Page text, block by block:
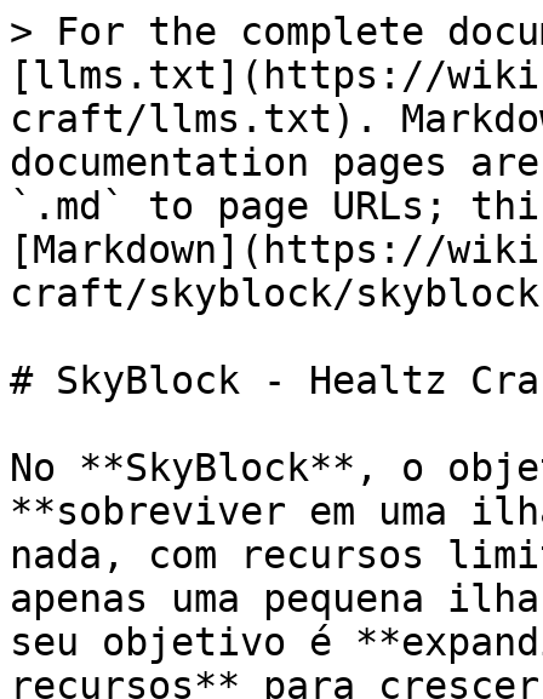
> For the complete
[llms.txt](https://
craft/llms.txt).
documentation pages
`.md` to page URLs;
[Markdown](https://
craft/skyblock/
# SkyBlock - Healtz
No **SkyBlock**, o
**sobreviver em uma
nada, com recursos
apenas uma pequena
seu objetivo é
recursos** para